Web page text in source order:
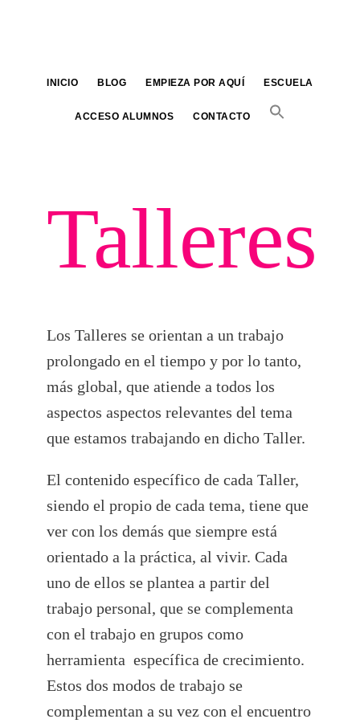
INICIO BLOG EMPIEZA POR AQUÍ ESCUELA
ACCESO ALUMNOS CONTACTO
Talleres
Los Talleres se orientan a un trabajo
prolongado en el tiempo y por lo tanto,
más global, que atiende a todos los
aspectos aspectos relevantes del tema
que estamos trabajando en dicho Taller.
El contenido específico de cada Taller,
siendo el propio de cada tema, tiene que
ver con los demás que siempre está
orientado a la práctica, al vivir. Cada
uno de ellos se plantea a partir del
trabajo personal, que se complementa
con el trabajo en grupos como
herramienta específica de crecimiento.
Estos dos modos de trabajo se
complementan a su vez con el encuentro